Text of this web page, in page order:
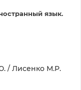
язык.
/ Лисенко М.Р.